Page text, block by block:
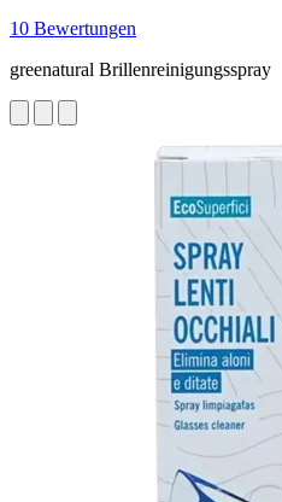
10 Bewertungen
greenatural Brillenreinigungsspray